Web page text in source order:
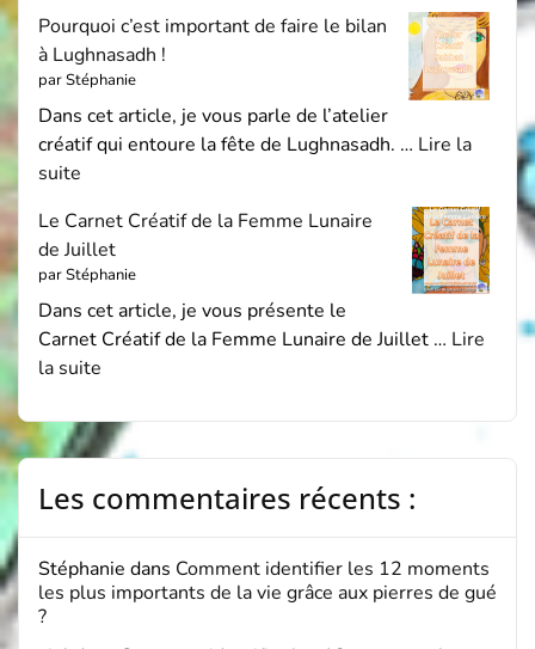
Pourquoi c’est important de faire le bilan
à Lughnasadh !
par Stéphanie
Dans cet article, je vous parle de l’atelier
créatif qui entoure la fête de Lughnasadh. … Lire la
suite
Le Carnet Créatif de la Femme Lunaire
de Juillet
par Stéphanie
Dans cet article, je vous présente le
Carnet Créatif de la Femme Lunaire de Juillet … Lire
la suite
Les commentaires récents :
Stéphanie dans Comment identifier les 12 moments
les plus importants de la vie grâce aux pierres de gué
?